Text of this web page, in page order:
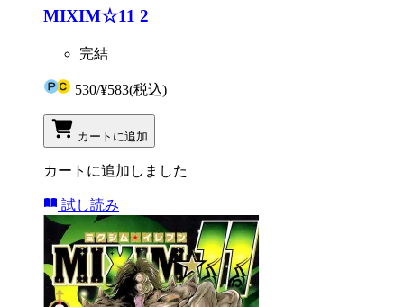
MIXIM☆11 2
完結
530/¥583(税込)
カートに追加
カートに追加しました
試し読み